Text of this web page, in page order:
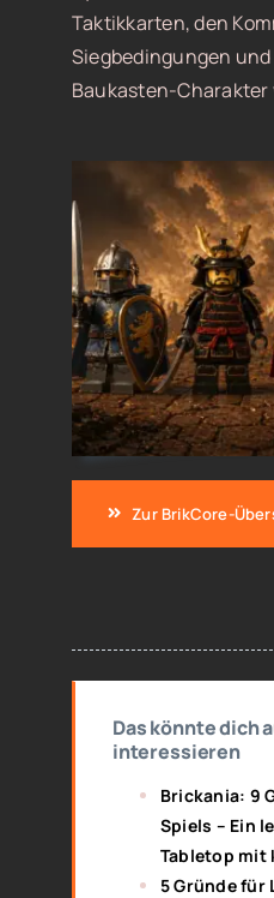
Taktikkarten, den
Siegbedingungen
Baukasten-Charakter
Zur BrikCore-
Das könnte dich
interessieren
Brickania: 9
Spiels – Ein
Tabletop mit
5 Gründe für